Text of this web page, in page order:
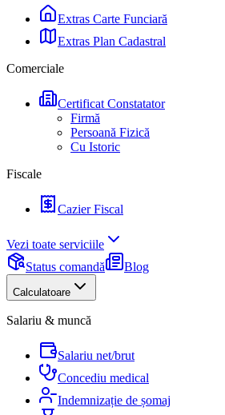
Extras Carte Funciară
Extras Plan Cadastral
Comerciale
Certificat Constatator
Firmă
Persoană Fizică
Cu Istoric
Fiscale
Cazier Fiscal
Vezi toate serviciile
Status comandă
Blog
Calculatoare
Salariu & muncă
Salariu net/brut
Concediu medical
Indemnizație de șomaj